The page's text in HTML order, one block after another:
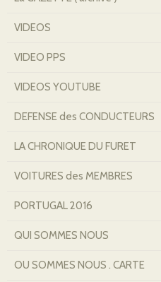
VIDEOS
VIDEO PPS
VIDEOS YOUTUBE
DEFENSE des CONDUCTEURS
LA CHRONIQUE DU FURET
VOITURES des MEMBRES
PORTUGAL 2016
QUI SOMMES NOUS
OU SOMMES NOUS . CARTE